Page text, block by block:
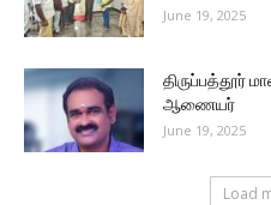
June 19, 2025
திருப்பத்தூர்
ஆணையர்
June 19, 2025
Load